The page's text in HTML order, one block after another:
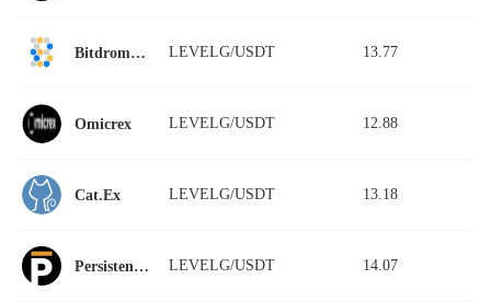
Bitdrome Finance LEVELG/USDT 13.77
Omicrex LEVELG/USDT 12.88
Cat.Ex LEVELG/USDT 13.18
Persistence DEX LEVELG/USDT 14.07